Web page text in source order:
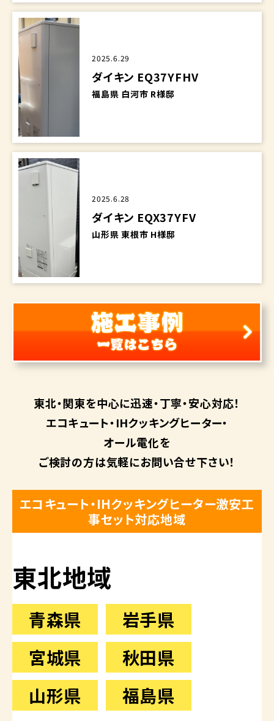
2025.6.29
ダイキン EQ37YFHV
福島県 白河市 R様邸
2025.6.28
ダイキン EQX37YFV
山形県 東根市 H様邸
東北・関東を中心に迅速・丁寧・安心対応！
エコキュート・IHクッキングヒーター・
オール電化を
ご検討の方は気軽にお問い合せ下さい！
エコキュート・IHクッキングヒーター激安工
事セット対応地域
東北地域
青森県
岩手県
宮城県
秋田県
山形県
福島県